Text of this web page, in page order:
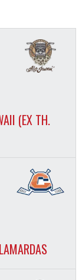
(EX TH.